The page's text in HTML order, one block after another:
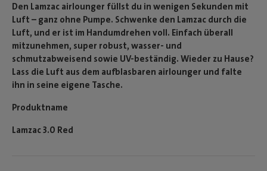
Den Lamzac airlounger füllst du in wenigen Sekunden mit
Luft – ganz ohne Pumpe. Schwenke den Lamzac durch die
Luft, und er ist im Handumdrehen voll. Einfach überall
mitzunehmen, super robust, wasser- und
schmutzabweisend sowie UV-beständig. Wieder zu Hause?
Lass die Luft aus dem aufblasbaren airlounger und falte
ihn in seine eigene Tasche.
Produktname
Lamzac 3.0 Red